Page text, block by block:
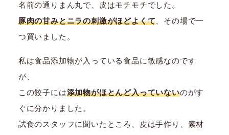
名前の通りまん丸で、皮はモチモチでした。
豚肉の甘みとニラの刺激がほどよくて 、その場で一
つ買いました。
私は食品添加物が入っている食品に敏感なのです
が、
この餃子には添加物がほとんど入っていないのがす
ぐに分かりました。
試食のスタッフに聞いたところ、皮は手作り、素材